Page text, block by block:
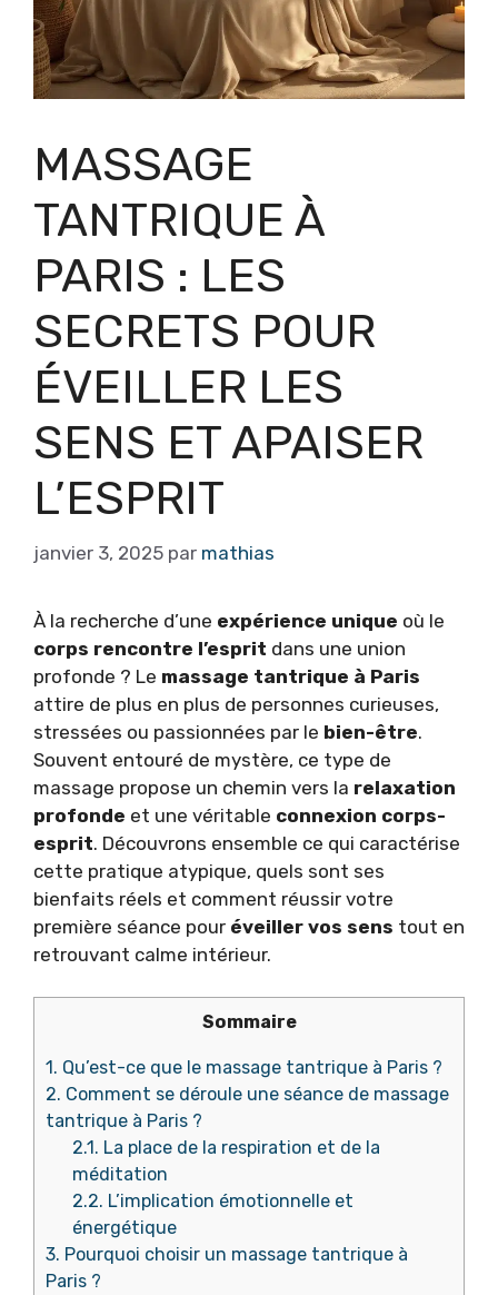
MASSAGE
TANTRIQUE À
PARIS : LES
SECRETS POUR
ÉVEILLER LES
SENS ET APAISER
L’ESPRIT
janvier 3, 2025 par mathias
À la recherche d’une expérience unique où le
corps rencontre l’esprit dans une union
profonde ? Le massage tantrique à Paris
attire de plus en plus de personnes curieuses,
stressées ou passionnées par le bien-être.
Souvent entouré de mystère, ce type de
massage propose un chemin vers la relaxation
profonde et une véritable connexion corps-
esprit. Découvrons ensemble ce qui caractérise
cette pratique atypique, quels sont ses
bienfaits réels et comment réussir votre
première séance pour éveiller vos sens tout en
retrouvant calme intérieur.
Sommaire
1. Qu’est-ce que le massage tantrique à Paris ?
2. Comment se déroule une séance de massage
tantrique à Paris ?
2.1. La place de la respiration et de la
méditation
2.2. L’implication émotionnelle et
énergétique
3. Pourquoi choisir un massage tantrique à
Paris ?